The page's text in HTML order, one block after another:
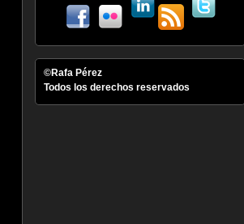
©Rafa Pérez
Todos los derechos reservados